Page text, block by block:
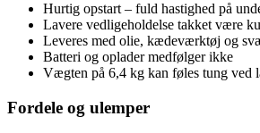
Hurtig opstart – fuld hastighed på
Lavere vedligeholdelse takket være
Leveres med olie, kædeværktøj og
Batteri og oplader medfølger ikke
Vægten på 6,4 kg kan føles tung ved
Fordele og ulemper